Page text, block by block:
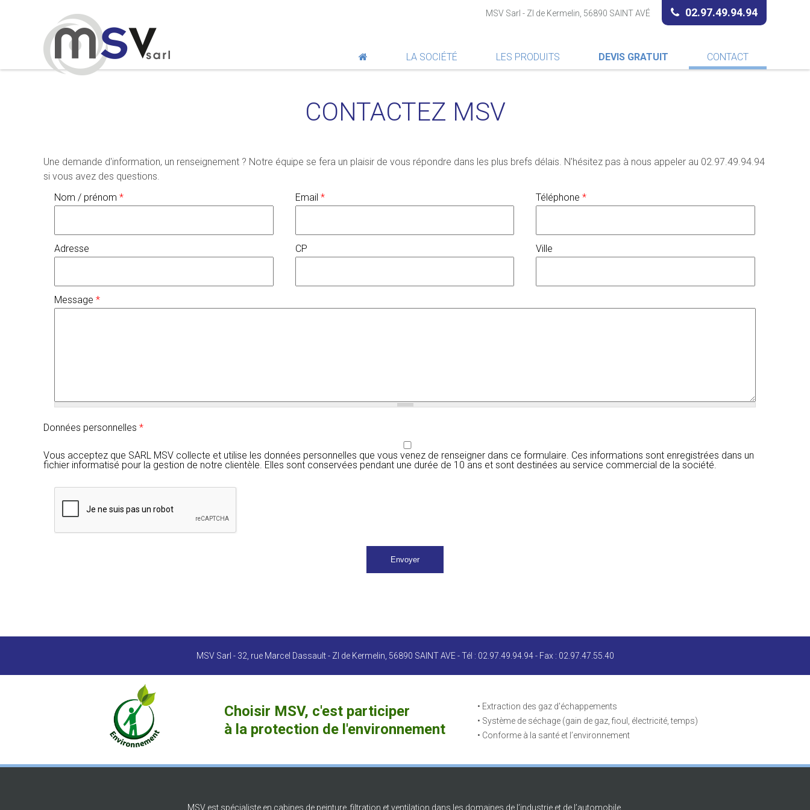
MSV Sarl - ZI de Kermelin, 56890 SAINT AVÉ 02.97.49.94.94
LA SOCIÉTÉ LES PRODUITS DEVIS GRATUIT CONTACT
CONTACTEZ MSV
Une demande d'information, un renseignement ? Notre équipe se fera un plaisir de vous répondre dans les plus brefs délais. N'hésitez pas à nous appeler au 02.97.49.94.94
si vous avez des questions.
Nom / prénom * Email * Téléphone*
Adresse CP Ville
Message *
Données personnelles *
Vous acceptez que SARL MSV collecte et utilise les données personnelles que vous venez de renseigner dans ce formulaire. Ces informations sont enregistrées dans un
fichier informatisé pour la gestion de notre clientèle. Elles sont conservées pendant une durée de 10 ans et sont destinées au service commercial de la société.
MSV Sarl - 32, rue Marcel Dassault - ZI de Kermelin, 56890 SAINT AVE - Tél : 02.97.49.94.94 - Fax : 02.97.47.55.40
Choisir MSV, c'est participer
à la protection de l'environnement
• Extraction des gaz d'échappements
• Système de séchage (gain de gaz, fioul, électricité, temps)
• Conforme à la santé et l’environnement
MSV est spécialiste en cabines de peinture, filtration et ventilation dans les domaines de l’industrie et de l’automobile.